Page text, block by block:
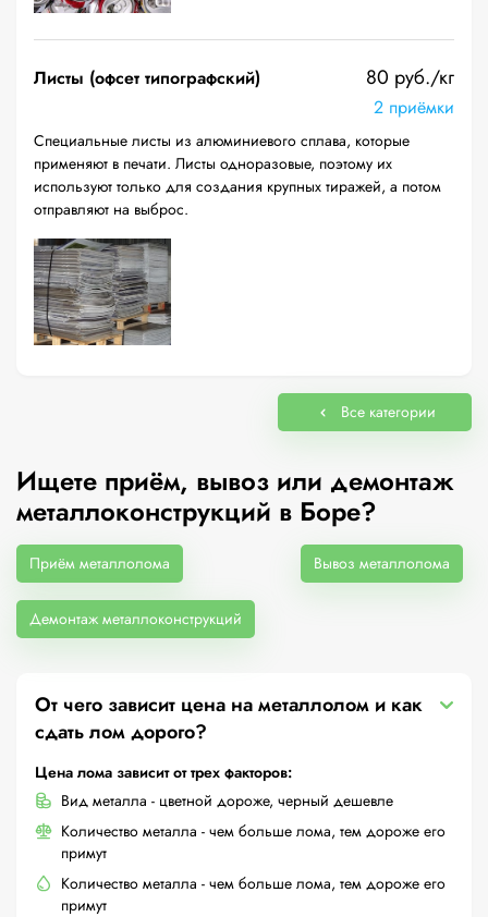
Листы (офсет типографский) 80 руб./кг
2 приёмки
Специальные листы из алюминиевого сплава, которые
применяют в печати. Листы одноразовые, поэтому их
используют только для создания крупных тиражей, а потом
отправляют на выброс.
Все категории
Ищете приём, вывоз или демонтаж
металлоконструкций в Боре?
Приём металлолома Вывоз металлолома
Демонтаж металлоконструкций
От чего зависит цена на металлолом и как
сдать лом дорого?
Цена лома зависит от трех факторов:
Вид металла - цветной дороже, черный дешевле
Количество металла - чем больше лома, тем дороже его
примут
Количество металла - чем больше лома, тем дороже его
примут